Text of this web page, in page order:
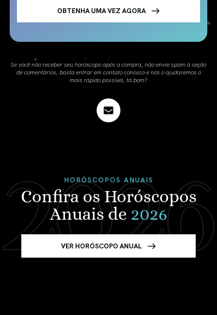
OBTENHA UMA VEZ AGORA
Se você não receber seu horóscopo após a compra, não envie spam à seção
de comentários, basta entrar em contato conosco e nós o ajudaremos o
mais rápido possível, tá bom?
HORÓSCOPOS ANUAIS
Confira os Horóscopos
Anuais de 2026
VER HORÓSCOPO ANUAL